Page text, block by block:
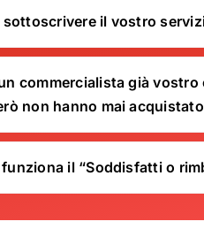
sottoscrivere il vostro
commercialista già
non hanno mai
il “Soddisfatti o